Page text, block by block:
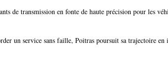
de transmission en fonte de haute précision pour les
un service sans faille, Poitras poursuit sa trajectoire